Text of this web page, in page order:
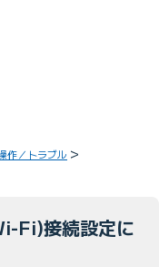
作／トラブル
Fi)接続設定に